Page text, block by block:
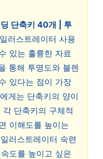
단축키 40개 | 투
러스트레이터 사용
있는 훌륭한 자료
통해 투명도와 블렌
있다는 점이 가장
게는 단축키의 양이
단축키의 구체적
이해도를 높이는
러스트레이터 숙련
도를 높이고 싶은